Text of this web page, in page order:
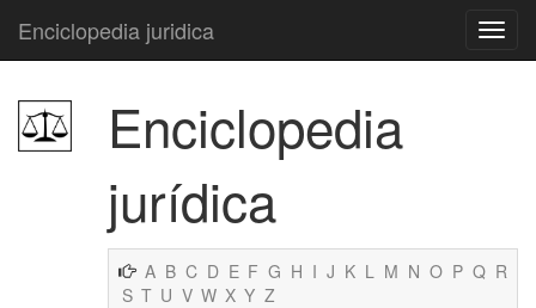
Enciclopedia juridica
Enciclopedia
jurídica
A B C D E F G H I J K L M N O P Q R
S T U V W X Y Z